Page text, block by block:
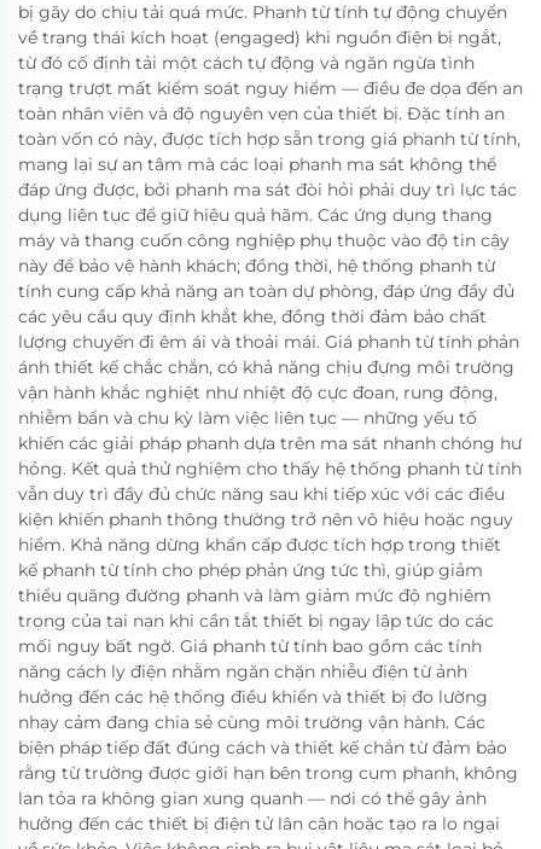
bị gãy do chịu tải quá mức. Phanh từ tính tự động chuyển
về trạng thái kích hoạt (engaged) khi nguồn điện bị ngắt,
từ đó cố định tải một cách tự động và ngăn ngừa tình
trạng trượt mất kiểm soát nguy hiểm — điều đe dọa đến an
toàn nhân viên và độ nguyên vẹn của thiết bị. Đặc tính an
toàn vốn có này, được tích hợp sẵn trong giá phanh từ tính,
mang lại sự an tâm mà các loại phanh ma sát không thể
đáp ứng được, bởi phanh ma sát đòi hỏi phải duy trì lực tác
dụng liên tục để giữ hiệu quả hãm. Các ứng dụng thang
máy và thang cuốn công nghiệp phụ thuộc vào độ tin cậy
này để bảo vệ hành khách; đồng thời, hệ thống phanh từ
tính cung cấp khả năng an toàn dự phòng, đáp ứng đầy đủ
các yêu cầu quy định khắt khe, đồng thời đảm bảo chất
lượng chuyến đi êm ái và thoải mái. Giá phanh từ tính phản
ánh thiết kế chắc chắn, có khả năng chịu đựng môi trường
vận hành khắc nghiệt như nhiệt độ cực đoan, rung động,
nhiễm bẩn và chu kỳ làm việc liên tục — những yếu tố
khiến các giải pháp phanh dựa trên ma sát nhanh chóng hư
hỏng. Kết quả thử nghiệm cho thấy hệ thống phanh từ tính
vẫn duy trì đầy đủ chức năng sau khi tiếp xúc với các điều
kiện khiến phanh thông thường trở nên vô hiệu hoặc nguy
hiểm. Khả năng dừng khẩn cấp được tích hợp trong thiết
kế phanh từ tính cho phép phản ứng tức thì, giúp giảm
thiểu quãng đường phanh và làm giảm mức độ nghiêm
trọng của tai nạn khi cần tắt thiết bị ngay lập tức do các
mối nguy bất ngờ. Giá phanh từ tính bao gồm các tính
năng cách ly điện nhằm ngăn chặn nhiễu điện từ ảnh
hưởng đến các hệ thống điều khiển và thiết bị đo lường
nhạy cảm đang chia sẻ cùng môi trường vận hành. Các
biện pháp tiếp đất đúng cách và thiết kế chắn từ đảm bảo
rằng từ trường được giới hạn bên trong cụm phanh, không
lan tỏa ra không gian xung quanh — nơi có thể gây ảnh
hưởng đến các thiết bị điện tử lân cận hoặc tạo ra lo ngại